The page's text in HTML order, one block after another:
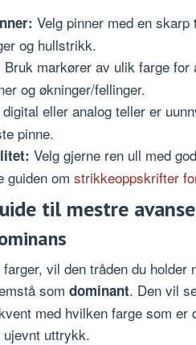
Velg pinner med en
og hullstrikk.
Bruk markører av ulik farge for
og økninger/fellinger.
digital eller analog teller er
pinne.
Velg gjerne ren ull med
guiden om strikkeoppskrifter
til mestre
vil den tråden du
som dominant. Den vil
med hvilken farge som er
ujevnt uttrykk.